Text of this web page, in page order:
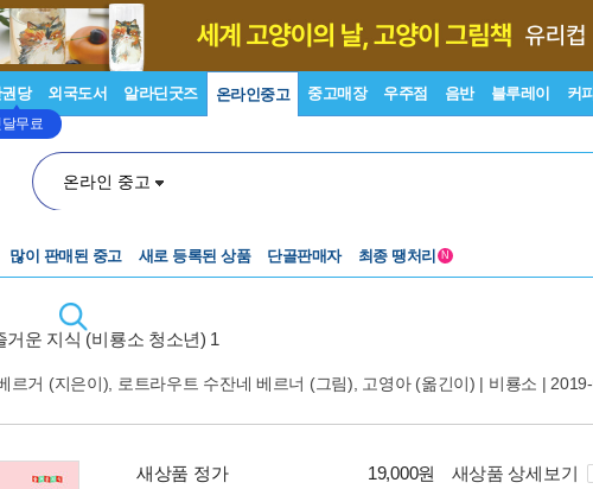
당
달무료
외국도서 알라딘굿즈 온라인중고 중고매장 우주점 음반 블루레이 커피
온라인 중고
많이 판매된 중고 새로 등록된 상품 단골판매자 최종 땡처리 N
거운 지식 (비룡소 청소년) 1
르거 (지은이), 로트라우트 수잔네 베르너 (그림), 고영아(옮긴이) | 비룡소 |
새상품 정가 19,000원
새상품 상세보기